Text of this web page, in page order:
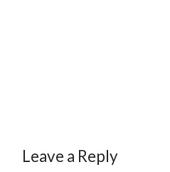
Leave a Reply